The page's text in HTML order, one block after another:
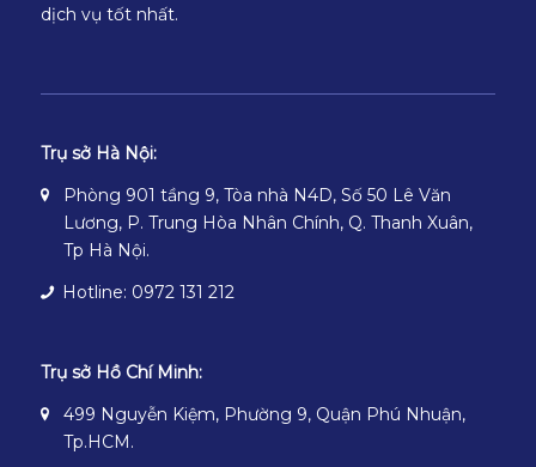
dịch vụ tốt nhất.
Trụ sở Hà Nội:
Phòng 901 tầng 9, Tòa nhà N4D, Số 50 Lê Văn
Lương, P. Trung Hòa Nhân Chính, Q. Thanh Xuân,
Tp Hà Nội.
Hotline: 0972 131 212
Trụ sở Hồ Chí Minh:
499 Nguyễn Kiệm, Phường 9, Quận Phú Nhuận,
Tp.HCM.